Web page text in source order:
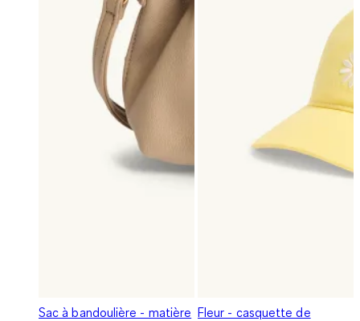
Sac à bandoulière - matière Fleur - casquette de